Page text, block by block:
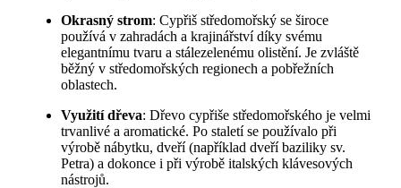
Okrasný strom: Cypřiš středomořský se široce
používá v zahradách a krajinářství díky svému
elegantnímu tvaru a stálezelenému olistění. Je zvláště
běžný v středomořských regionech a pobřežních
oblastech.
Využití dřeva: Dřevo cypřiše středomořského je velmi
trvanlivé a aromatické. Po staletí se používalo při
výrobě nábytku, dveří (například dveří baziliky sv.
Petra) a dokonce i při výrobě italských klávesových
nástrojů.